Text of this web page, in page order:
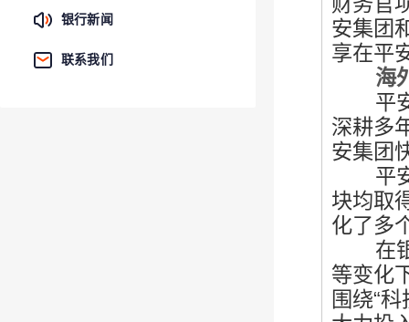
银行新闻
联系我们
安集团
享在平
海外
平安
深耕多
安集团
平安
块均取
化了多
在银
等变化
围绕“